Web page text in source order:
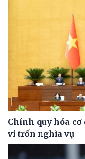
Chính quy hóa cơ
vi trốn nghĩa vụ